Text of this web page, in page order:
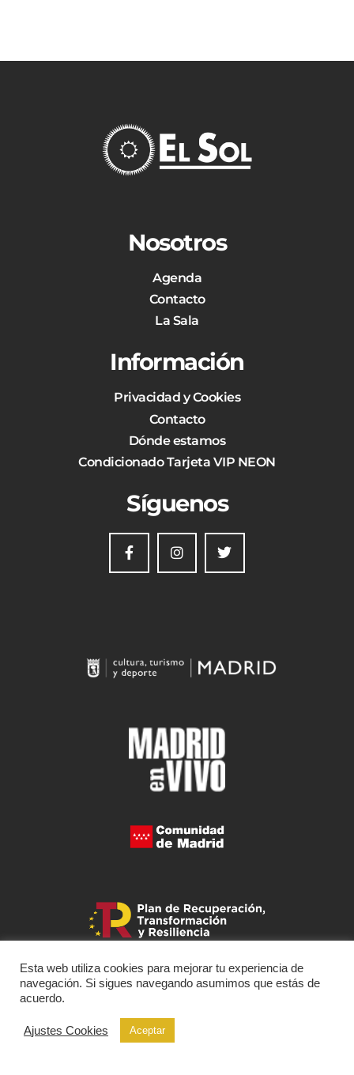
Nosotros
Agenda
Contacto
La Sala
Información
Privacidad y Cookies
Contacto
Dónde estamos
Condicionado Tarjeta VIP NEON
Síguenos
Esta web utiliza cookies para mejorar tu experiencia de
navegación. Si sigues navegando asumimos que estás de
acuerdo.
Ajustes Cookies Aceptar